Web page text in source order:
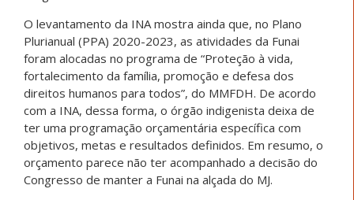
O levantamento da INA mostra ainda que, no Plano
Plurianual (PPA) 2020-2023, as atividades da Funai
foram alocadas no programa de “Proteção à vida,
fortalecimento da família, promoção e defesa dos
direitos humanos para todos”, do MMFDH. De acordo
com a INA, dessa forma, o órgão indigenista deixa de
ter uma programação orçamentária específica com
objetivos, metas e resultados definidos. Em resumo, o
orçamento parece não ter acompanhado a decisão do
Congresso de manter a Funai na alçada do MJ.